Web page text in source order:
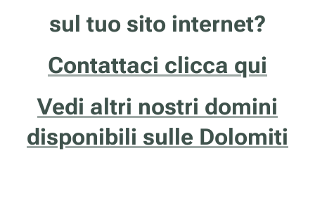
sul tuo sito internet?
Contattaci clicca qui
Vedi altri nostri domini
disponibili sulle Dolomiti